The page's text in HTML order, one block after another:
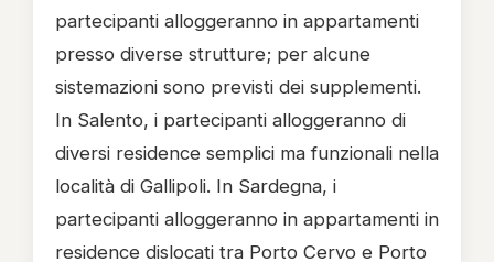
partecipanti alloggeranno in appartamenti
presso diverse strutture; per alcune
sistemazioni sono previsti dei supplementi.
In Salento, i partecipanti alloggeranno di
diversi residence semplici ma funzionali nella
località di Gallipoli. In Sardegna, i
partecipanti alloggeranno in appartamenti in
residence dislocati tra Porto Cervo e Porto